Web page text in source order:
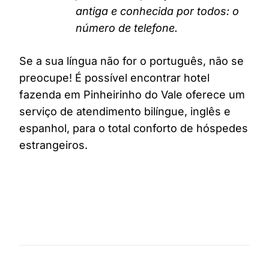
antiga e conhecida por todos: o
número de telefone.
Se a sua língua não for o português, não se
preocupe! É possível encontrar hotel
fazenda em Pinheirinho do Vale oferece um
serviço de atendimento bilíngue, inglês e
espanhol, para o total conforto de hóspedes
estrangeiros.